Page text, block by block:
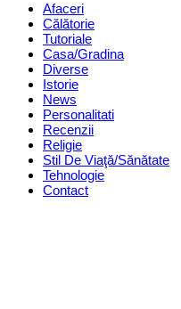
Afaceri
Călătorie
Tutoriale
Casa/Gradina
Diverse
Istorie
News
Personalitati
Recenzii
Religie
Stil De Viaţă/Sănătate
Tehnologie
Contact